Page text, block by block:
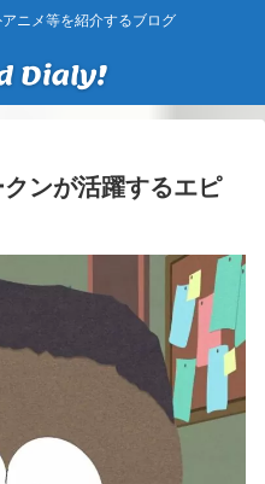
ニメ等を紹介するブログ
クンが活躍するエピ